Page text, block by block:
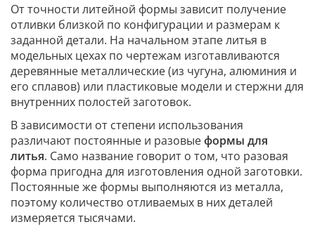
От точности литейной формы зависит получение
отливки близкой по конфигурации и размерам к
заданной детали. На начальном этапе литья в
модельных цехах по чертежам изготавливаются
деревянные металлические (из чугуна, алюминия и
его сплавов) или пластиковые модели и стержни для
внутренних полостей заготовок.
В зависимости от степени использования
различают постоянные и разовыеформы для
литья. Само название говорит о том, что разовая
форма пригодна для изготовления одной заготовки.
Постоянные же формы выполняются из металла,
поэтому количество отливаемых в них деталей
измеряется тысячами.